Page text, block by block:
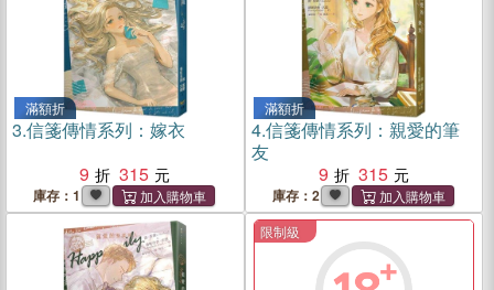
滿額折
3.信箋傳情系列：嫁衣
9
315
庫存：1
滿額折
4.信箋傳情系列：親愛的筆
友
9
315
庫存：2
限制級